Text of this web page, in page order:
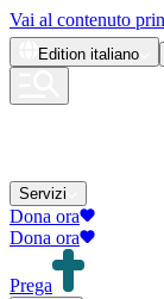
Vai al contenuto
Edition italiano
Servizi
Dona ora
Dona ora
Prega